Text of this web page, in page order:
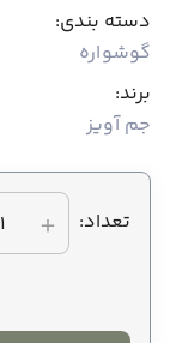
دسته بندی:
گوشواره
برند:
جم آویز
تعداد: 1